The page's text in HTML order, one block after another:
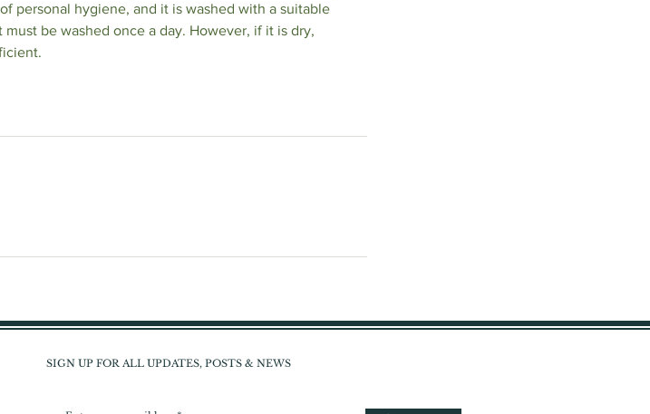
personal hygiene, and it is washed with a suitable
be washed once a day. However, if it is dry,
SIGN UP FOR ALL UPDATES, POSTS & NEWS